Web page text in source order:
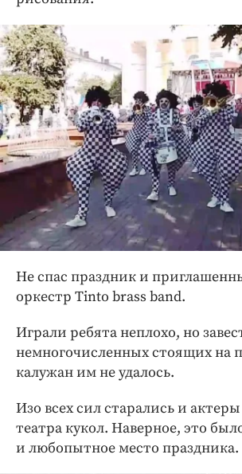
Не спас праздник и
оркестр Tinto brass band.
Играли ребята неплохо, но
немногочисленных стоящих на
калужан им не удалось.
Изо всех сил старались и
театра кукол. Наверное, это
и любопытное место праздника.